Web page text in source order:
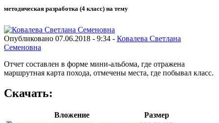
методическая разработка (4 класс) на тему
Опубликовано 07.06.2018 - 9:34 - Ковалева Светлана
Семеновна
Отчет составлен в форме мини-альбома, где отражена
маршрутная карта похода, отмечены места, где побывал класс.
Скачать:
Вложение
Размер